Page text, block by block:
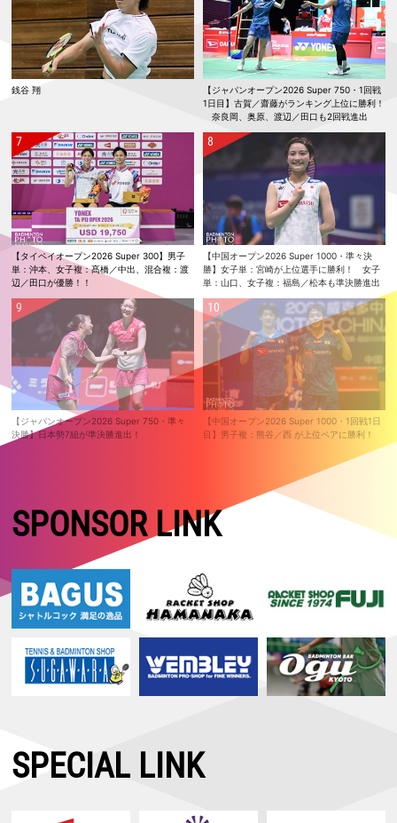
銭谷 翔
【ジャパンオープン2026 Super 750・1回戦
1日目】古賀／齋藤がランキング上位に勝利！
奈良岡、奥原、渡辺／田口も2回戦進出
【タイペイオープン2026 Super 300】男子
単：沖本、女子複：髙橋／中出、混合複：渡
辺／田口が優勝！！
【中国オープン2026 Super 1000・準々決
勝】女子単：宮崎が上位選手に勝利！ 女子
単：山口、女子複：福島／松本も準決勝進出
【ジャパンオープン2026 Super 750・準々
決勝】日本勢7組が準決勝進出！
【中国オープン2026 Super 1000・1回戦1日
目】男子複：熊谷／西 が上位ペアに勝利！
SPONSOR LINK
SPECIAL LINK